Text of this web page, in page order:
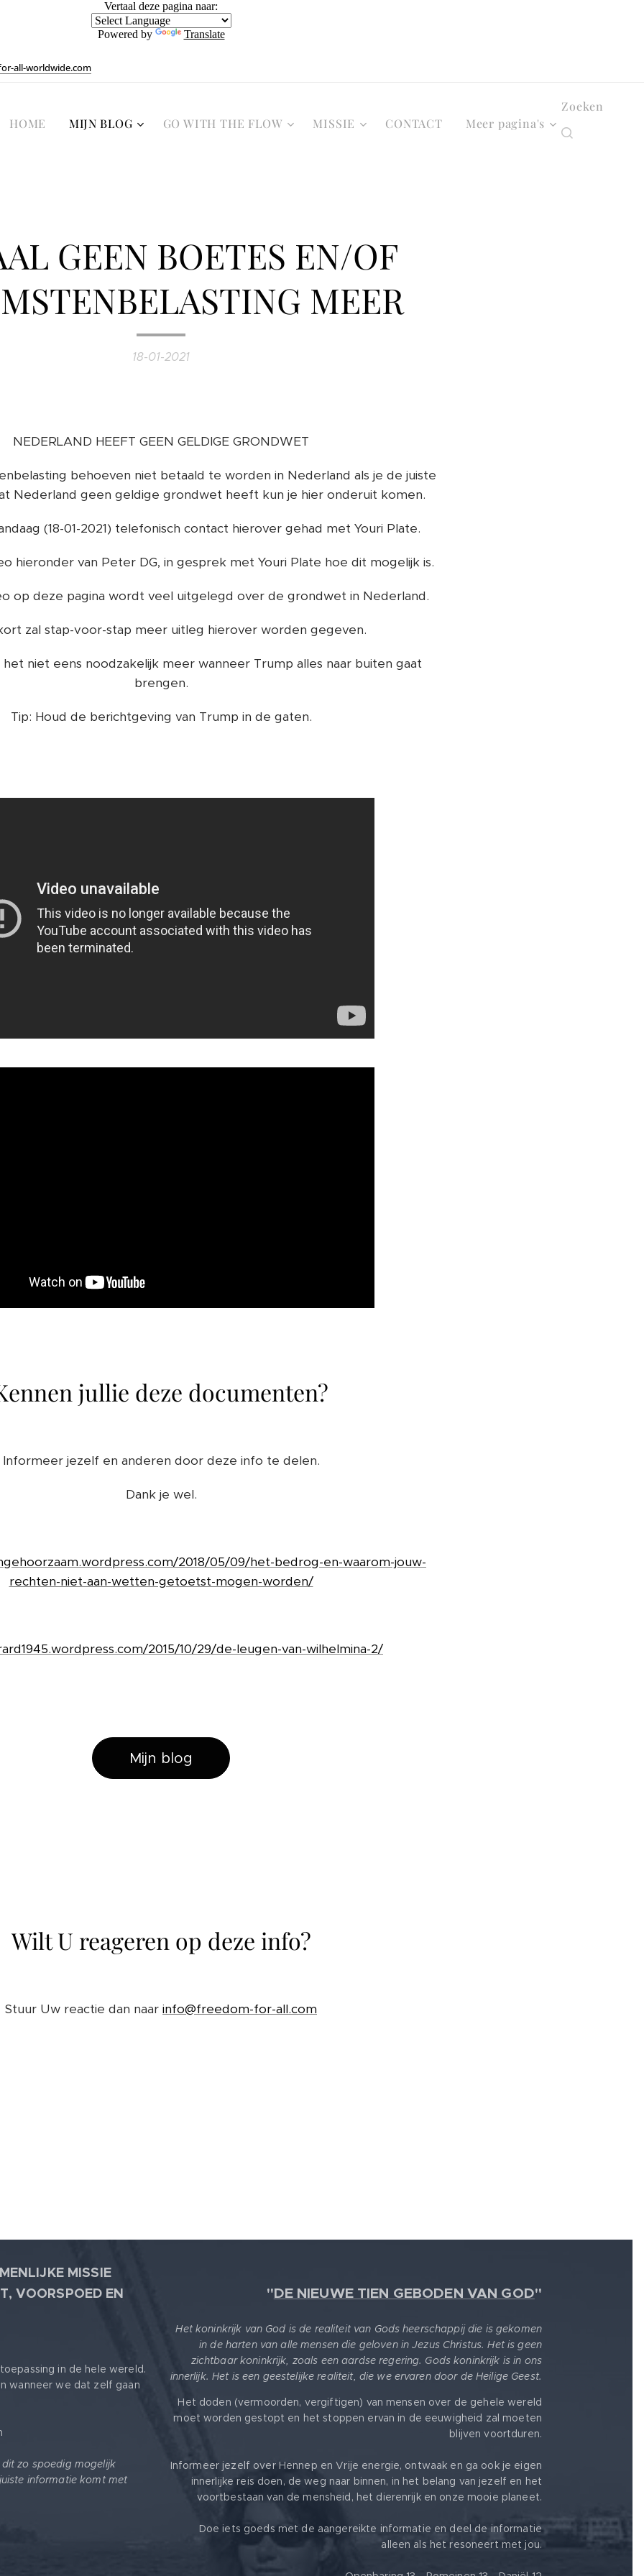
Vertaal deze pagina naar:
Powered by Translate
all-worldwide.com
HOME MIJN BLOG GO WITH THE FLOW MISSIE CONTACT Meer pagina's
Zoeken
GEEN BOETES EN/OF
MEER
18-01-2021
NEDERLAND HEEFT GEEN GELDIGE GRONDWET
behoeven niet betaald te worden in Nederland als je de juiste
Nederland geen geldige grondwet heeft kun je hier onderuit komen.
(18-01-2021) telefonisch contact hierover gehad met Youri Plate.
hieronder van Peter DG, in gesprek met Youri Plate hoe dit mogelijk is.
op deze pagina wordt veel uitgelegd over de grondwet in Nederland.
zal stap-voor-stap meer uitleg hierover worden gegeven.
het niet eens noodzakelijk meer wanneer Trump alles naar buiten gaat
brengen.
Tip: Houd de berichtgeving van Trump in de gaten.
jullie deze documenten?
Informeer jezelf en anderen door deze info te delen.
Dank je wel.
2018/05/09/het-bedrog-en-waarom-jouw-
rechten-niet-aan-wetten-getoetst-mogen-worden/
2015/10/29/de-leugen-van-wilhelmina-2/
Mijn blog
Wilt U reageren op deze info?
Stuur Uw reactie dan naar info@freedom-for-all.com
MISSIE
VOORSPOED EN
in de hele wereld.
wanneer we dat zelf gaan
zo spoedig mogelijk
informatie komt met
"DE NIEUWE TIEN GEBODEN VAN GOD"
Het koninkrijk van God is de realiteit van Gods heerschappij die is gekomen
in de harten van alle mensen die geloven in Jezus Christus. Het is geen
zichtbaar koninkrijk, zoals een aardse regering. Gods koninkrijk is in ons
innerlijk. Het is een geestelijke realiteit, die we ervaren door de Heilige Geest.
Het doden (vermoorden, vergiftigen) van mensen over de gehele wereld
moet worden gestopt en het stoppen ervan in de eeuwigheid zal moeten
blijven voortduren.
Informeer jezelf over Hennep en Vrije energie, ontwaak en ga ook je eigen
innerlijke reis doen, de weg naar binnen, in het belang van jezelf en het
voortbestaan van de mensheid, het dierenrijk en onze mooie planeet.
Doe iets goeds met de aangereikte informatie en deel de informatie
alleen als het resoneert met jou.